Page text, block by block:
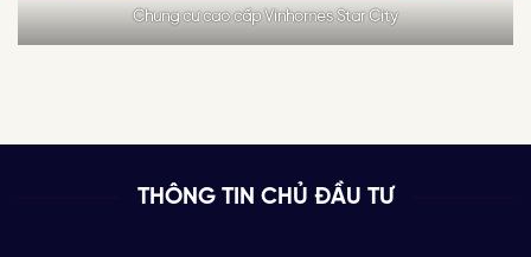
Chung cư cao cấp Vinhomes Star City
THÔNG TIN CHỦ ĐẦU TƯ